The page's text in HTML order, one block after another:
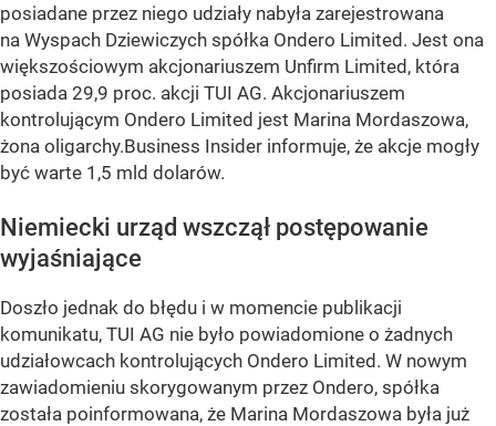
posiadane przez niego udziały nabyła zarejestrowana
na Wyspach Dziewiczych spółka Ondero Limited. Jest ona
większościowym akcjonariuszem Unfirm Limited, która
posiada 29,9 proc. akcji TUI AG. Akcjonariuszem
kontrolującym Ondero Limited jest Marina Mordaszowa,
żona oligarchy.Business Insider informuje, że akcje mogły
być warte 1,5 mld dolarów.
Niemiecki urząd wszczął postępowanie
wyjaśniające
Doszło jednak do błędu i w momencie publikacji
komunikatu, TUI AG nie było powiadomione o żadnych
udziałowcach kontrolujących Ondero Limited. W nowym
zawiadomieniu skorygowanym przez Ondero, spółka
została poinformowana, że Marina Mordaszowa była już